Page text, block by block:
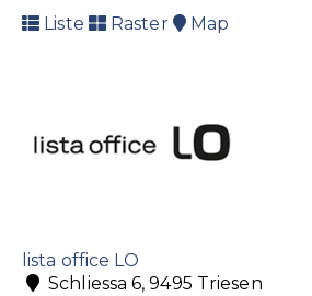
Liste
Raster Map
lista office LO
Schliessa 6, 9495 Triesen